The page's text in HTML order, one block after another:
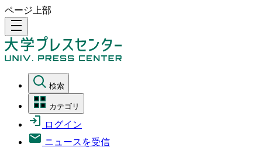
ページ上部
density_medium
検索
カテゴリ
ログイン
ニュースを受信